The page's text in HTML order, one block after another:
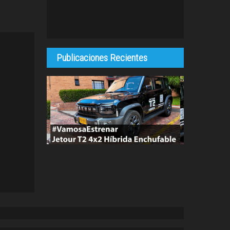
Publicaciones Recientes